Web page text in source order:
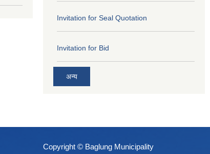
Invitation for Seal Quotation
Invitation for Bid
अन्य
Copyright © Baglung Municipality